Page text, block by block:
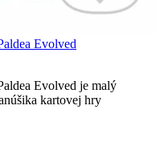
Evolved
Evolved je malý
kartovej hry